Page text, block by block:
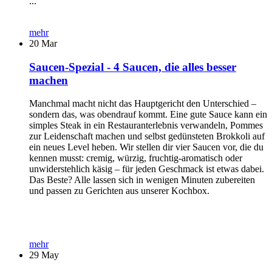
mehr
20 Mar
Saucen-Spezial - 4 Saucen, die alles besser
machen
Manchmal macht nicht das Hauptgericht den Unterschied –
sondern das, was obendrauf kommt. Eine gute Sauce kann ein
simples Steak in ein Restauranterlebnis verwandeln, Pommes
zur Leidenschaft machen und selbst gedünsteten Brokkoli auf
ein neues Level heben. Wir stellen dir vier Saucen vor, die du
kennen musst: cremig, würzig, fruchtig-aromatisch oder
unwiderstehlich käsig – für jeden Geschmack ist etwas dabei.
Das Beste? Alle lassen sich in wenigen Minuten zubereiten
und passen zu Gerichten aus unserer Kochbox.
mehr
29 May